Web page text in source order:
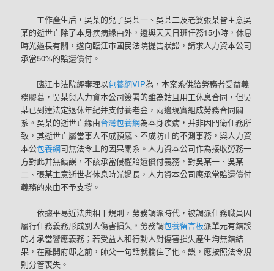
工作產生后，吳某的兒子吳某一、吳某二及老婆張某皆主意吳
某的逝世亡除了本身疾病緣由外，還與天天日班任務15小時，休息
時光過長有關，遂向臨江市國民法院提告狀訟，請求人力資本公司
承當50%的賠還償付。
臨江市法院經審理以包養網VIP為，本案系供給勞務者受益義
務膠葛，吳某與人力資本公司簽署的雖為姑且用工休息合同，但吳
某已到達法定退休年紀并支付養老金，兩邊現實組成勞務合同關
系。吳某的逝世亡緣由台灣包養網為本身疾病，并非因門衛任務所
致，其逝世亡屬當事人不成預感、不成防止的不測事務，與人力資
本公包養網司無法令上的因果關系。人力資本公司作為接收勞務一
方對此并無錯誤，不該承當侵權賠還償付義務，對吳某一、吳某
二、張某主意逝世者休息時光過長，人力資本公司應承當賠還償付
義務的來由不予支撐。
依據平易近法典相干規則，勞務調派時代，被調派任務職員因
履行任務義務形成別人傷害損失，勞務調包養留言板派單元有錯誤
的才承當響應義務；若受益人和行動人對傷害損失產生均無錯結
果，在離開府邸之前，師父一句話就攔住了他。誤，應按照法令規
則分管喪失。